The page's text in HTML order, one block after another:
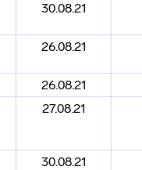
30.08.21
26.08.21
26.08.21
27.08.21
30.08.21